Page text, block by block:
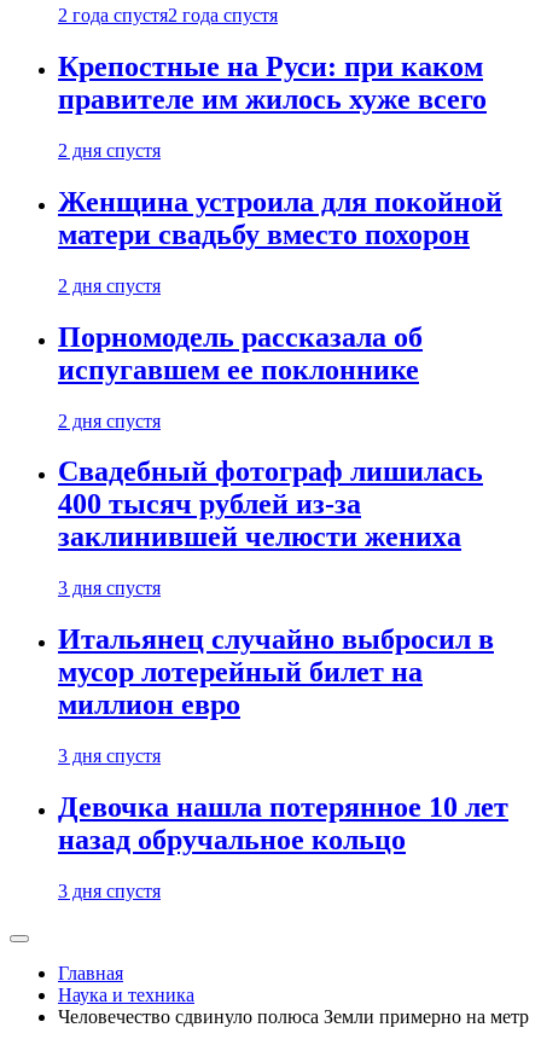
2 года спустя2 года спустя
Крепостные на Руси: при каком
правителе им жилось хуже всего
2 дня спустя
Женщина устроила для покойной
матери свадьбу вместо похорон
2 дня спустя
Порномодель рассказала об
испугавшем ее поклоннике
2 дня спустя
Свадебный фотограф лишилась
400 тысяч рублей из-за
заклинившей челюсти жениха
3 дня спустя
Итальянец случайно выбросил в
мусор лотерейный билет на
миллион евро
3 дня спустя
Девочка нашла потерянное 10 лет
назад обручальное кольцо
3 дня спустя
Главная
Наука и техника
Человечество сдвинуло полюса Земли примерно на метр